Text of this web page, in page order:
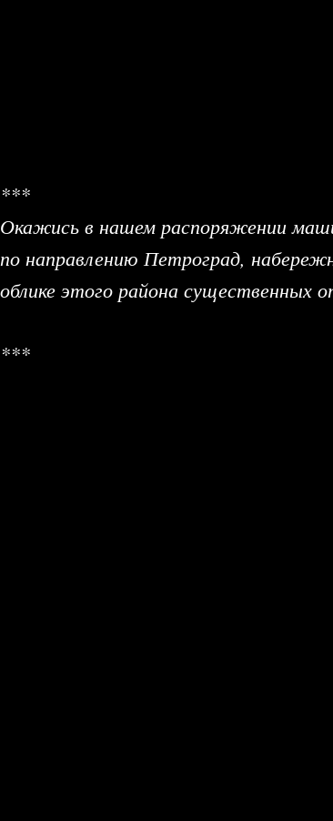
***
Окажись в нашем распоряжении
по направлению Петроград,
облике этого района существенных
***